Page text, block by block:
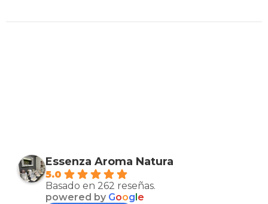
Essenza Aroma Natura
5.0
Basado en 262 reseñas.
powered by Goog e